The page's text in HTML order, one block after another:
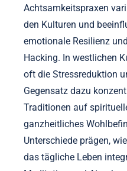
einschränkende
Wie
Kulturen?
Achtsamkeitspraxen
den Kulturen und
emotionale Resilienz